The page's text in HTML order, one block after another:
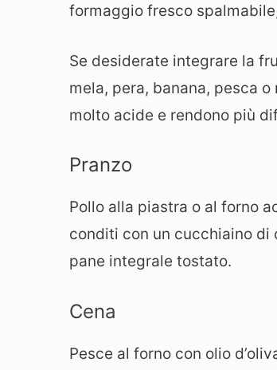
formaggio fresco
Se desiderate integrare la
mela, pera, banana, pesca
molto acide e rendono più
Pranzo
Pollo alla piastra o al forno
conditi con un cucchiaino di
pane integrale tostato.
Cena
Pesce al forno con olio